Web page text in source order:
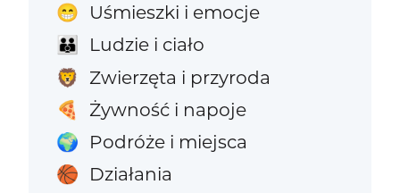
😁 Uśmieszki i emocje
👪 Ludzie i ciało
🦁 Zwierzęta i przyroda
🍕 Żywność i napoje
🌍 Podróże i miejsca
🏀 Działania